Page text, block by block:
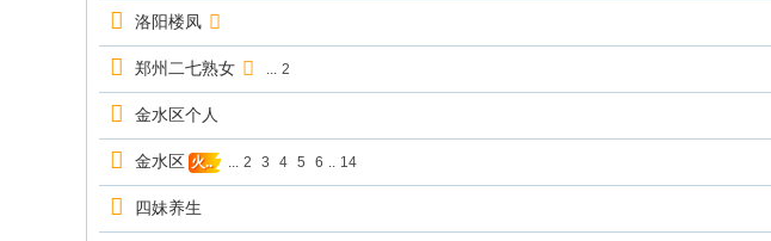
洛阳楼凤
郑州二七熟女 ... 2
金水区个人
金水区 火.. ... 2 3 4 5 6 .. 14
四妹养生